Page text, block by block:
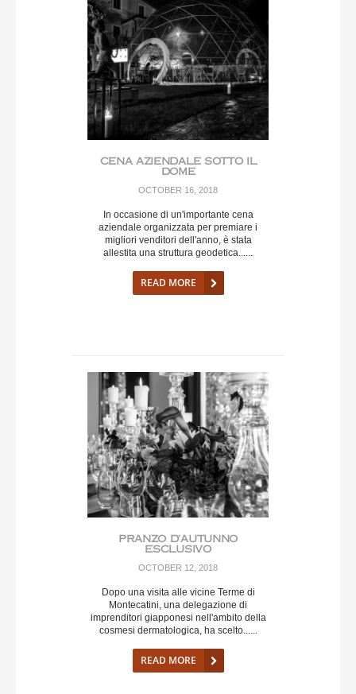
CENA AZIENDALE SOTTO IL
DOME
OCTOBER 16, 2018
In occasione di un'importante cena
aziendale organizzata per premiare i
migliori venditori dell'anno, è stata
allestita una struttura geodetica......
READ MORE
PRANZO D’AUTUNNO
ESCLUSIVO
OCTOBER 12, 2018
Dopo una visita alle vicine Terme di
Montecatini, una delegazione di
imprenditori giapponesi nell'ambito della
cosmesi dermatologica, ha scelto......
READ MORE